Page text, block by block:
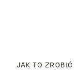
JAK TO ZROBIĆ